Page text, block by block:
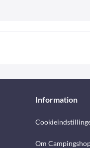
Information
Om